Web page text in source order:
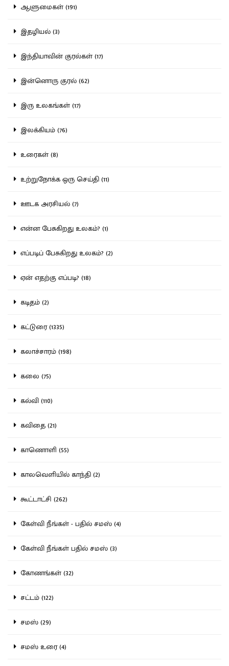
ஆளுமைகள் (191)
இதழியல் (3)
இந்தியாவின் குரல்கள் (17)
இன்னொரு குரல் (62)
இரு உலகங்கள் (17)
இலக்கியம் (76)
உரைகள் (8)
உற்றுநோக்க ஒரு செய்தி (11)
ஊடக அரசியல் (7)
என்ன பேசுகிறது உலகம்? (1)
எப்படிப் பேசுகிறது உலகம்? (2)
ஏன் எதற்கு எப்படி? (18)
கடிதம் (2)
கட்டுரை (1335)
கலாச்சாரம் (198)
கலை (75)
கல்வி (110)
கவிதை (21)
காணொளி (55)
காலவெளியில் காந்தி (2)
கூட்டாட்சி (262)
கேள்வி நீங்கள் - பதில் சமஸ் (4)
கேள்வி நீங்கள் பதில் சமஸ் (3)
கோணங்கள் (32)
சட்டம் (122)
சமஸ் (29)
சமஸ் உரை (4)